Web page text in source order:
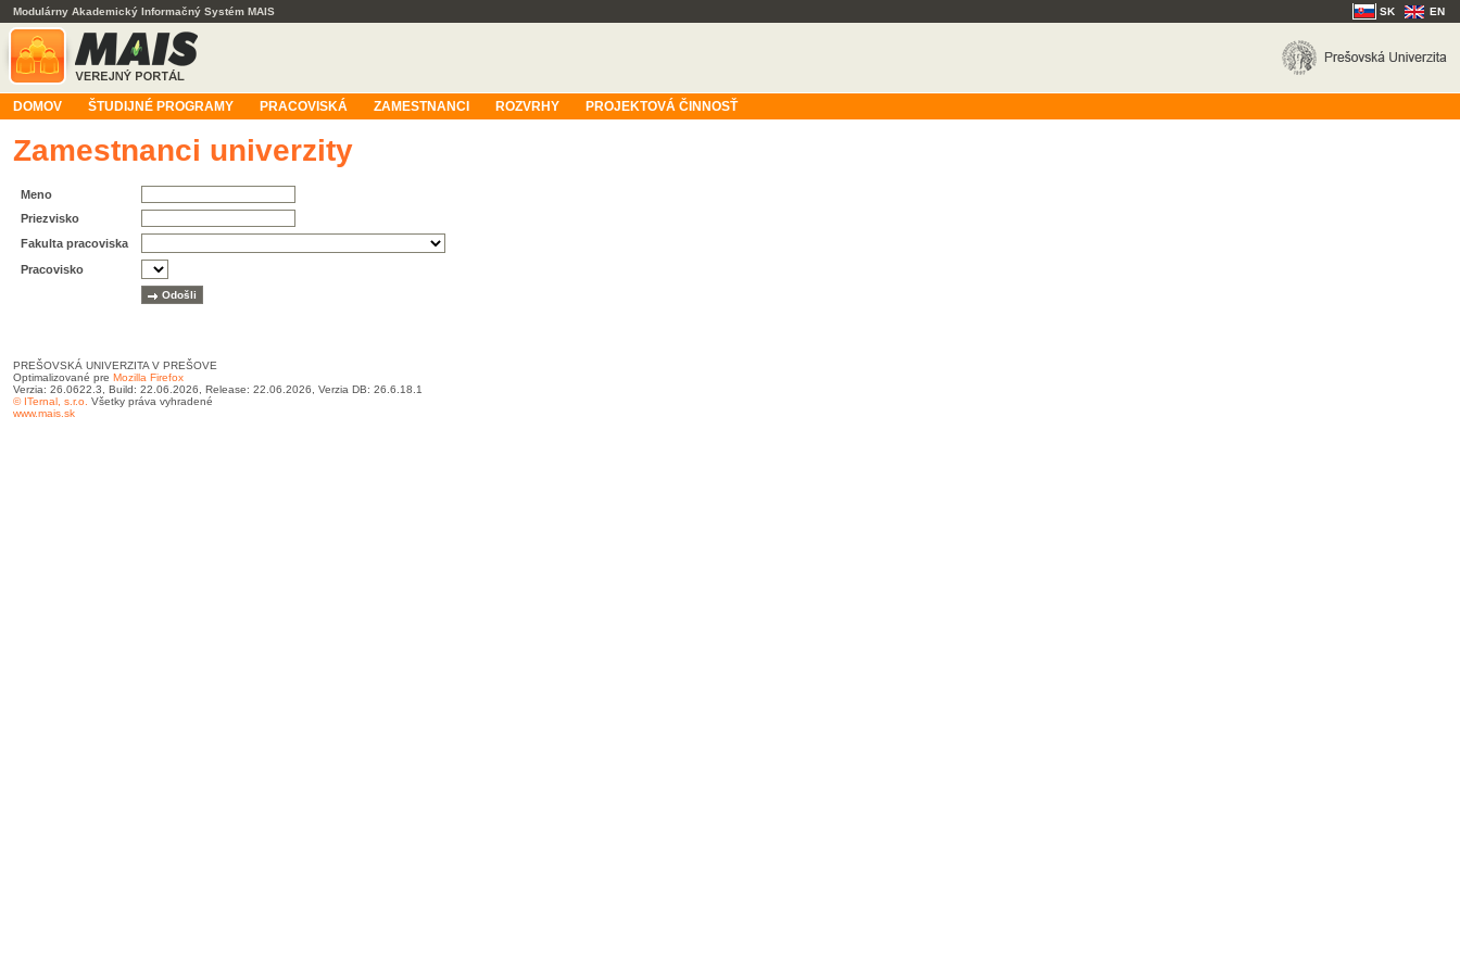
Modulárny Akademický Informačný Systém MAIS SK EN
DOMOV ŠTUDIJNÉ PROGRAMY PRACOVISKÁ ZAMESTNANCI ROZVRHY PROJEKTOVÁ ČINNOSŤ
Zamestnanci univerzity
Meno
Priezvisko
Fakulta pracoviska
Pracovisko
PREŠOVSKÁ UNIVERZITA V PREŠOVE
Optimalizované pre Mozilla Firefox
Verzia: 26.0622.3, Build: 22.06.2026, Release: 22.06.2026, Verzia DB: 26.6.18.1
© ITernal, s.r.o. Všetky práva vyhradené
www.mais.sk